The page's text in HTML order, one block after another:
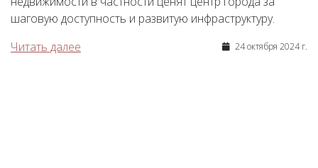
шаговую доступность и развитую инфраструктуру.
Читать далее
24 октября 2024 г.